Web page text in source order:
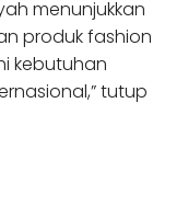
menunjukkan
produk fashion
kebutuhan
tutup